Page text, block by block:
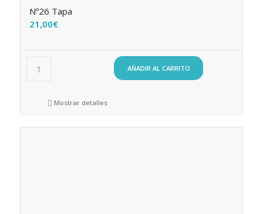
Nº26 Tapa
21,00€
AÑADIR AL CARRITO
Mostrar detalles